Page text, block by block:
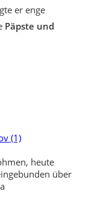
er enge
Päpste und
heute
über